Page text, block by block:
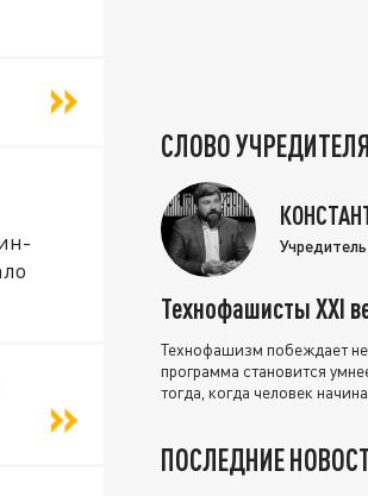
СЛОВО УЧРЕДИТЕЛЯ
Технофашисты XXI
Технофашизм побеждает не
программа становится
тогда, когда человек
ПОСЛЕДНИЕ